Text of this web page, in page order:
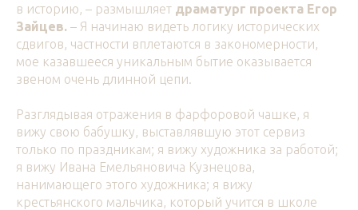
в историю, – размышляет драматург проекта Егор
Зайцев. – Я начинаю видеть логику исторических
сдвигов, частности вплетаются в закономерности,
мое казавшееся уникальным бытие оказывается
звеном очень длинной цепи.
Разглядывая отражения в фарфоровой чашке, я
вижу свою бабушку, выставлявшую этот сервиз
только по праздникам; я вижу художника за работой;
я вижу Ивана Емельяновича Кузнецова,
нанимающего этого художника; я вижу
крестьянского мальчика, который учится в школе